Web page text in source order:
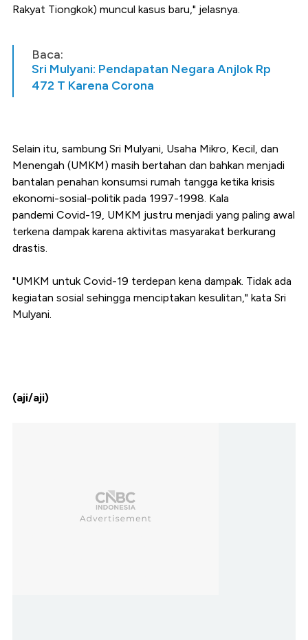
Rakyat Tiongkok) muncul kasus baru," jelasnya.
Baca:
Sri Mulyani: Pendapatan Negara Anjlok Rp
472 T Karena Corona
Selain itu, sambung Sri Mulyani, Usaha Mikro, Kecil, dan
Menengah (UMKM) masih bertahan dan bahkan menjadi
bantalan penahan konsumsi rumah tangga ketika krisis
ekonomi-sosial-politik pada 1997-1998. Kala
pandemi Covid-19, UMKM justru menjadi yang paling awal
terkena dampak karena aktivitas masyarakat berkurang
drastis.
"UMKM untuk Covid-19 terdepan kena dampak. Tidak ada
kegiatan sosial sehingga menciptakan kesulitan," kata Sri
Mulyani.
(aji/aji)